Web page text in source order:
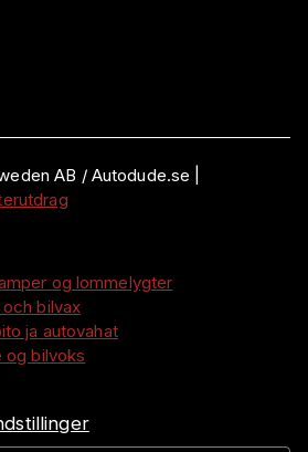
AB / Autodude.se |
og lommelygter
bilvax
ja autovahat
og bilvoks